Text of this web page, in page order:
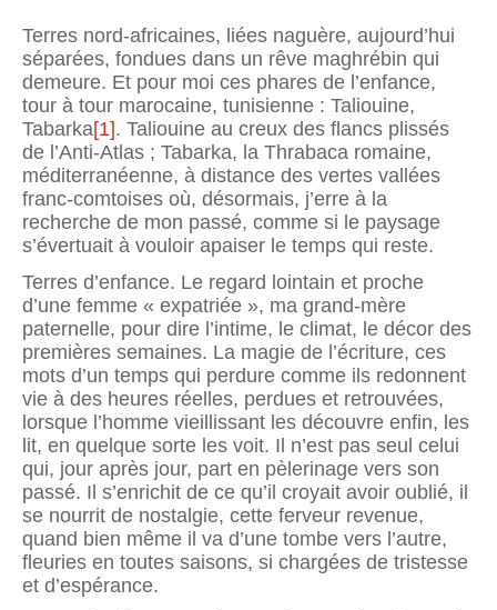
Terres nord-africaines, liées naguère, aujourd’hui
séparées, fondues dans un rêve maghrébin qui
demeure. Et pour moi ces phares de l’enfance,
tour à tour maro­caine, tunisienne : Taliouine,
Tabarka[1]. Taliouine au creux des flancs plissés
de l’Anti-Atlas ; Tabarka, la Thrabaca romaine,
méditerranéenne, à distance des vertes vallées
franc-comtoises où, désormais, j’erre à la
recherche de mon passé, comme si le paysage
s’éver­tuait à vouloir apaiser le temps qui reste.
Terres d’enfance. Le regard lointain et proche
d’une femme « expatriée », ma grand-mère
paternelle, pour dire l’intime, le climat, le décor des
premières semaines. La magie de l’écriture, ces
mots d’un temps qui perdure comme ils redonnent
vie à des heures réelles, perdues et retrouvées,
lorsque l’homme vieillissant les découvre enfin, les
lit, en quelque sorte les voit. Il n’est pas seul celui
qui, jour après jour, part en pèlerinage vers son
passé. Il s’enrichit de ce qu’il croyait avoir oublié, il
se nourrit de nostalgie, cette ferveur revenue,
quand bien même il va d’une tombe vers l’autre,
fleuries en toutes saisons, si chargées de tristesse
et d’espérance.